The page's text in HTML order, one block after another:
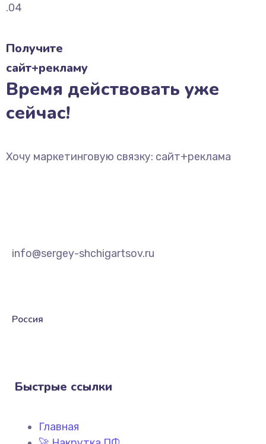
.04
Получите
сайт+рекламу
Время действовать уже
сейчас!
Хочу маркетинговую связку: сайт+реклама
info@sergey-shchigartsov.ru
Россия
Быстрые ссылки
Главная